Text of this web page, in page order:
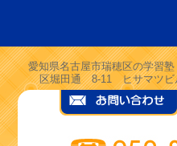
愛知県名古屋市瑞穂区の学習
区堀田通 8-11 ヒサマツ